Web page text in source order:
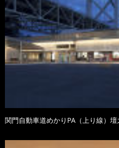
関門自動車道めかりPA（上り線）壇